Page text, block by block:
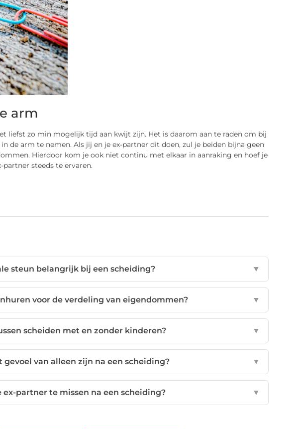
arm
liefst zo min mogelijk tijd aan kwijt zijn. Het is daarom aan te raden om bij
de arm te nemen. Als jij en je ex-partner dit doen, zul je beiden bijna geen
Hierdoor kom je ook niet continu met elkaar in aanraking en hoef je
steeds te ervaren.
steun belangrijk bij een scheiding? ▼
voor de verdeling van eigendommen? ▼
scheiden met en zonder kinderen? ▼
gevoel van alleen zijn na een scheiding? ▼
ex-partner te missen na een scheiding? ▼